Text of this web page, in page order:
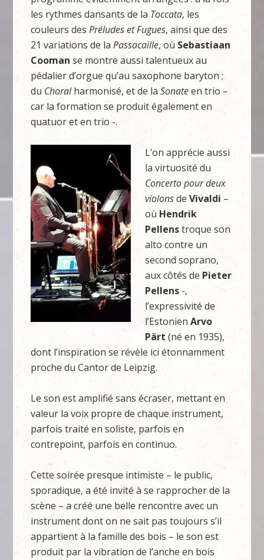
les rythmes dansants de la Toccata, les
couleurs desPréludes et Fugues, ainsi que des
21 variations de laPassacaille, où Sebastiaan
Cooman se montre aussi talentueux au
pédalier d’orgue qu’au saxophone baryton ;
du Choralharmonisé, et de laSonateen trio –
car la formation se produit également en
quatuor et en trio -.
L’on apprécie aussi
la virtuosité du
Concerto pour deux
violonsdeVivaldi –
où Hendrik
Pellenstroque son
alto contre un
second soprano,
aux côtés de Pieter
Pellens -,
l’expressivité de
l’EstonienArvo
Pärt(né en 1935),
dont l’inspiration se révèle ici étonnamment
proche du Cantor de Leipzig.
Le son est amplifié sans écraser, mettant en
valeur la voix propre de chaque instrument,
parfois traité en soliste, parfois en
contrepoint, parfois en continuo.
Cette soirée presque intimiste – le public,
sporadique, a été invité à se rapprocher de la
scène – a créé une belle rencontre avec un
instrument dont on ne sait pas toujours s’il
appartient à la famille des bois – le son est
produit par la vibration de l’anche en bois